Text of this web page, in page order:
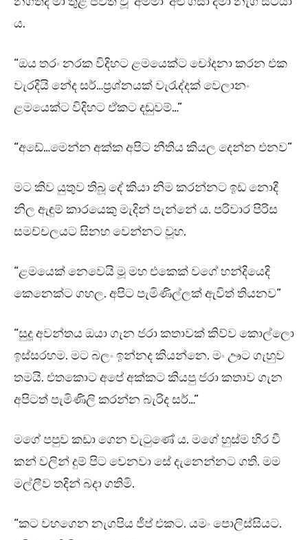
ය.
“ඔය තරං නරක විදිහට ළමයෙක්ට චෝදනා කරන එක
වැරදියි නේද සර්…ප්‍රශ්නයක් වැරැද්දක් වෙලානං
ළමයෙක්ට විදිහට ඒකට දඬුවම්…”
“අඩේ…මෙන්න අක්ක අපිට නීතිය කියල දෙන්න එනව”
මට කිව යුතුව තිබූ දේ කියා නිම කරන්නට ඉඩ නොදී
නිල ඇඳුම් කාරයෙකු මැදින් පැන්නේ ය. පරිවාර පිරිස
සමච්චලයට සිනහ වෙන්නට වූහ.
“ළමයෙක් නෙවෙයි මූ මහ එකෙක් වගේ හන්දියෙදි
කෙනෙක්ට ගහල. අපිට පැමිණිල්ලක් ඇවිත් තියනව”
“සුදූ අවන්තය ඔයා ගැන ජරා කතාවක් කිව්ව කොල්ලො
ඉස්සරහම. මට බලං ඉන්නද කියන්නෙ. මං ඌට ගැහුව
තමයි. එතකොට අපේ අක්කට කියපු ජරා කතාව ගැන
අපිටත් පැමිණිලි කරන්න බැරිද සර්…”
මගේ පපුව කඩා ගෙන වැටුණේ ය. මගේ හුස්ම හිර වී
කන් වලින් දුම් පිට වෙනවා සේ දැනෙන්නට ගති. මම
මල්ලීව තදින් බදා ගතිමි.
“කට වහගෙන නැගපිය ජීප් එකට. යමං පොලිස්සියට.